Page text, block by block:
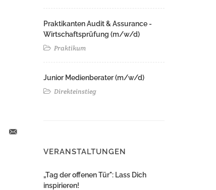
Praktikanten Audit & Assurance -
Wirtschaftsprüfung (m/w/d)
Praktikum
Junior Medienberater (m/w/d)
Direkteinstieg
VERANSTALTUNGEN
„Tag der offenen Tür": Lass Dich
inspirieren!